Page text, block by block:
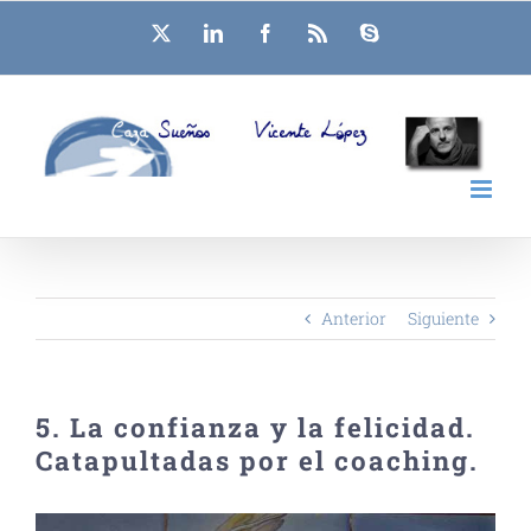
X LinkedInFacebook
Rss Skype
Anterior Siguiente
5. La confianza y la felicidad.
Catapultadas por el coaching.